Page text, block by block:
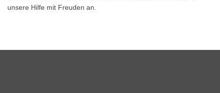
unsere Hilfe mit Freuden an.